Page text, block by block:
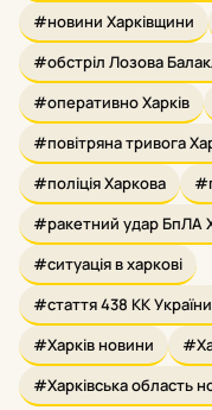
#новини Харківщини
#обстріл Лозова
#оперативно Харків
#повітряна тривога
#поліція Харкова
#ракетний удар БпЛА
#ситуація в харкові
#стаття 438 КК
#Харків новини
#Харківська область